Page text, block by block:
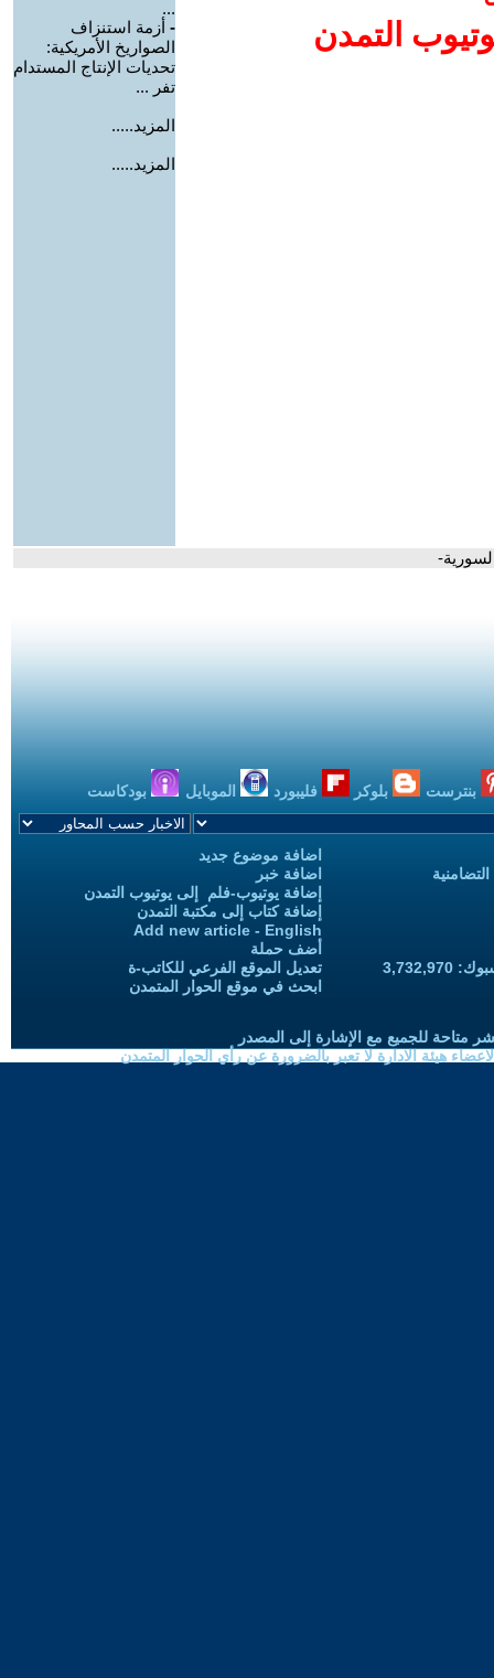
التمدن
...
- أزمة استنزاف
الصواريخ الأمريكية:
تحديات الإنتاج المستدام
تفر ...
المزيد.....
المزيد.....
بنترست بلوكر فليبورد الموبايل بودكاست
اضافة موضوع جديد
اضافة خبر
إضافة يوتيوب-فلم إلى يوتيوب التمدن
إضافة كتاب إلى مكتبة التمدن
Add new article - English
أضف حملة
تعديل الموقع الفرعي للكاتب-ة
ابحث في موقع الحوار المتمدن
متاحة للجميع مع الإشارة إلى المصدر
هيئة الادارة لا تعبر بالضرورة عن رأي الحوار المتمدن